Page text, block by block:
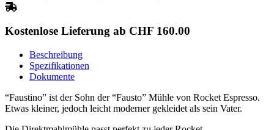
Kostenlose Lieferung ab CHF 160.00
Beschreibung
Spezifikationen
Dokumente
“Faustino” ist der Sohn der “Fausto” Mühle von Rocket Espresso.
Etwas kleiner, jedoch leicht moderner gekleidet als sein Vater.